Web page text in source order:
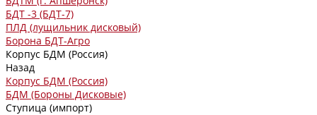
БДТ -3 (БДТ-7)
ПЛД (лущильник дисковый)
Борона БДТ-Агро
Корпус БДМ (Россия)
Назад
Корпус БДМ (Россия)
БДМ (Бороны Дисковые)
Ступица (импорт)